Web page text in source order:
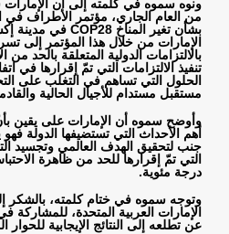
ونوه سموه في كلمته إلى أن
من العام الجاري، مؤتمر الأطراف في
بشأن تغير المناخ COP28 في مدينة
الإمارات من خلال هذا المؤتمر إلى
بالالتزامات الدولية المتعلقة بالحد
تنفيذ الالتزامات التي تمّ إقرارها في
الحلول التي تساهم في التغلب على
مستقبل مستدام للأجيال الحالية
وأوضح سموه أن الإمارات على يقين
أهم الأحداث التي تستضيفها الدولة
جنب لتحقيق الهدف العالمي وتجسيد
درجة مئوية.
وتوجه سموه في ختام كلمته، بالشكر
الإمارات العربية المتحدة،
عن تطلعه إلى النتائج الإيجابية للحوار